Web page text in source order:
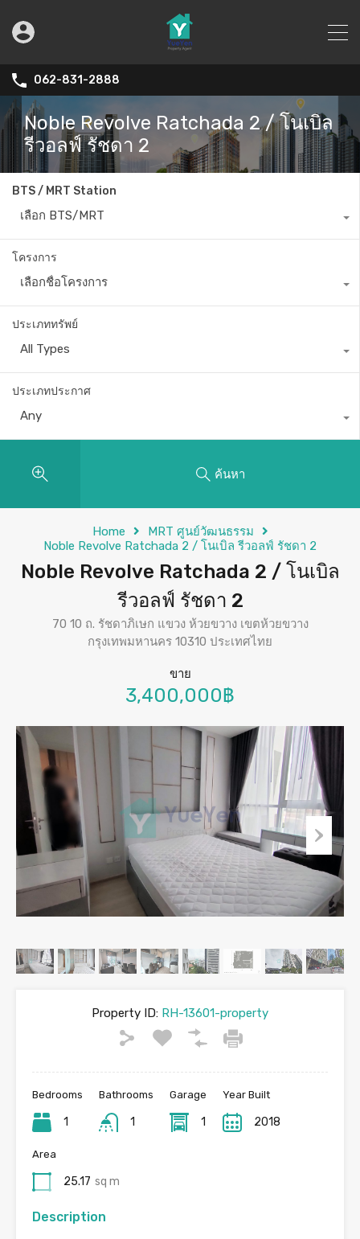
062-831-2888
Noble Revolve Ratchada 2 / โนเบิล
รีวอลฟ์ รัชดา 2
BTS / MRT Station
เลือก BTS/MRT
โครงการ
เลือกชื่อโครงการ
ประเภททรัพย์
All Types
ประเภทประกาศ
Any
ค้นหา
Home
MRT ศูนย์วัฒนธรรม
Noble Revolve Ratchada 2 / โนเบิล รีวอลฟ์ รัชดา 2
Noble Revolve Ratchada 2 / โนเบิล
รีวอลฟ์ รัชดา 2
70 10 ถ. รัชดาภิเษก แขวง ห้วยขวาง เขตห้วยขวาง
กรุงเทพมหานคร 10310 ประเทศไทย
ขาย
3,400,000฿
Property ID: RH-13601-property
Bedrooms
1
Bathrooms
1
Garage
1
Year Built
2018
Area
25.17 sq m
Description